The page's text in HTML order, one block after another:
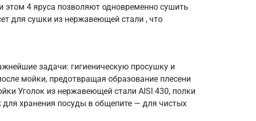
4 яруса позволяют одновременно сушить
для сушки из нержавеющей стали , что
задачи: гигиеническую просушку и
мойки, предотвращая образование плесени
Уголок из нержавеющей стали AISI 430, полки
хранения посуды в общепите — для чистых